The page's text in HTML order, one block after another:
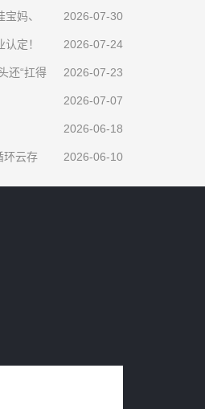
妈、
2026-07-30
定！ 2026-07-24
还“扛得
2026-07-23
2026-07-07
2026-06-18
环云存
2026-06-10